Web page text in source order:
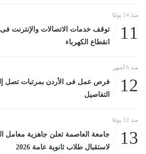
منذ 14 يومًا
11
توقف خدمات الاتصالات والإنترنت
انقطاع الكهرباء
منذ 6 أشهر
12
التفاصيل
منذ 12 يومًا
13
جامعة العاصمة تعلن جاهزية معامل
لاستقبال طلاب ثانوية عامة 2026